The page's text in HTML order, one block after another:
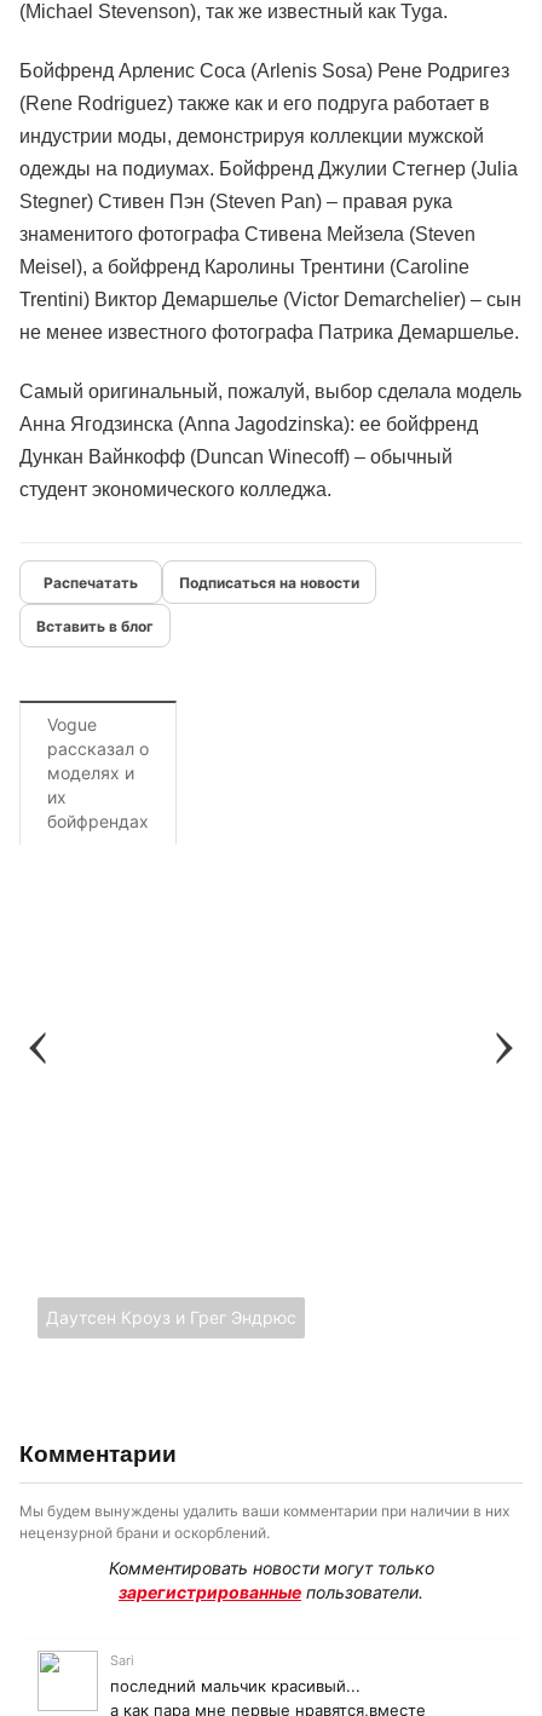
(Michael Stevenson), так же известный как Tyga.
Бойфренд Арленис Соса (Arlenis Sosa) Рене Родригез
(Rene Rodriguez) также как и его подруга работает в
индустрии моды, демонстрируя коллекции мужской
одежды на подиумах. Бойфренд Джулии Стегнер (Julia
Stegner) Стивен Пэн (Steven Pan) – правая рука
знаменитого фотографа Стивена Мейзела (Steven
Meisel), а бойфренд Каролины Трентини (Caroline
Trentini) Виктор Демаршелье (Victor Demarchelier) – сын
не менее известного фотографа Патрика Демаршелье.
Самый оригинальный, пожалуй, выбор сделала модель
Анна Ягодзинска (Anna Jagodzinska): ее бойфренд
Дункан Вайнкофф (Duncan Winecoff) – обычный
студент экономического колледжа.
Подписаться на новости
Вставить в блог
Vogue
рассказал о
моделях и
их
бойфрендах
Даутсен Кроуз и Грег Эндрюс
Комментарии
Мы будем вынуждены удалить ваши комментарии при наличии в них
нецензурной брани и оскорблений.
Комментировать новости могут только
зарегистрированные пользователи.
Sari
последний мальчик красивый...
а как пара мне первые нравятся,вместе